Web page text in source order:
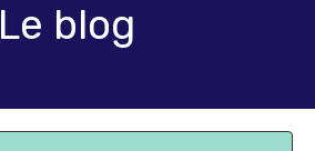
Le blog